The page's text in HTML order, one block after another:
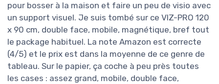
pour bosser à la maison et faire un peu de visio avec
un support visuel. Je suis tombé sur ce VIZ-PRO 120
x 90 cm, double face, mobile, magnétique, bref tout
le package habituel. La note Amazon est correcte
(4/5) et le prix est dans la moyenne de ce genre de
tableau. Sur le papier, ça coche à peu près toutes
les cases : assez grand, mobile, double face,